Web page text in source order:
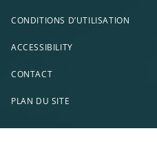
CONDITIONS D’UTILISATION
ACCESSIBILITY
CONTACT
PLAN DU SITE